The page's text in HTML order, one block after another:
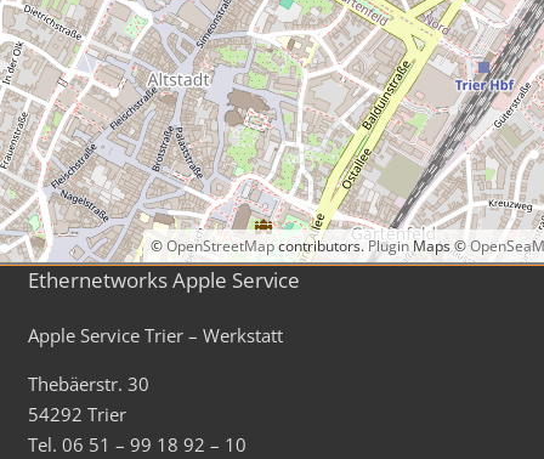
©OpenStreetMapcontributors.Plugin Maps ©
Ethernetworks Apple Service
Apple Service Trier – Werkstatt
Thebäerstr. 30
54292 Trier
Tel. 06 51 – 99 18 92 – 10